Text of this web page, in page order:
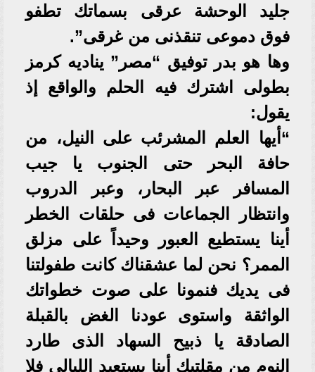
جليد الوحشة عرقى بسماتك تطفو
فوق دموعى تنقذنى من غرقى”.
وها هو بدر توفيق “مصر” يناديه كرمز
بطولى اشترك فيه الحلم والواقع إذ
يقول:
“أيها العلم المشرئب على النيل، من
حافة البحر حتى الجنوب يا جيب
المسافر عبر البحار، وعبر الدروب
وانتظار الجماعات فى حلقات الخطر
أينا يستطيع العبور وحيداً على مزلق
الممر؟ نحن لما عشقناك كانت طفولتنا
فى يديك فنمونا على صوت خطواتك
الواثقة واستوى عودنا الغض بالقبلة
الصادقة يا ذبيح السهاد الذى طارد
النوم من مقلتيك أينا يستعيد الليالى فلا